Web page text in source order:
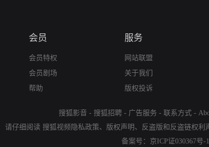
会员
会员特权
会员剧场
帮助
服务
网站联盟
关于我们
版权投诉
搜狐影音 - 搜狐招聘 - 广告服务 - 联系方式 -
请仔细阅读 搜狐视频隐私政策、 版权声明 、 反盗版和反盗链权利
备案号： 京ICP证030367号-1